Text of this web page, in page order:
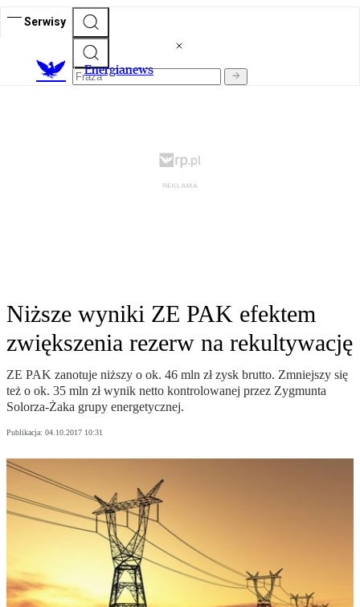
Serwisy
Energianews
Niższe wyniki ZE PAK efektem
zwiększenia rezerw na rekultywację
ZE PAK zanotuje niższy o ok. 46 mln zł zysk brutto. Zmniejszy się
też o ok. 35 mln zł wynik netto kontrolowanej przez Zygmunta
Solorza-Żaka grupy energetycznej.
Publikacja: 04.10.2017 10:31